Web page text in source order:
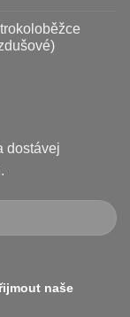
dostávej
naše